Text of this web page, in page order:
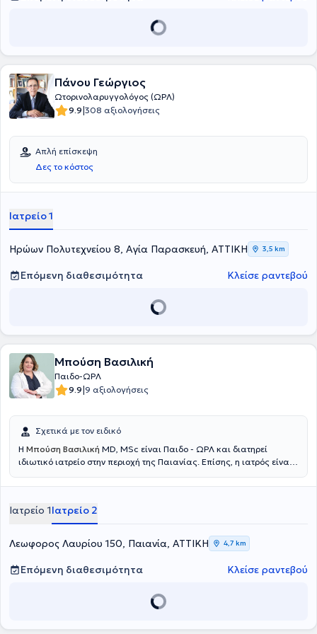
συνέδρια και είναι κάτοχος της πιστοποίησης Υπερηχολόγου
κεφαλής και τραχήλου (DEGUM) από το Πανεπιστήμιο του Mainz.
Πάνου Γεώργιος
Ωτορινολαρυγγολόγος (ΩΡΛ)
9.9|308 αξιολογήσεις
Απλή επίσκεψη
Δες το κόστος
Ιατρείο 1
Ηρώων Πολυτεχνείου 8, Αγία Παρασκευή, ΑΤΤΙΚΗ 3,5 km
Επόμενη διαθεσιμότητα Κλείσε ραντεβού
Μπούση Βασιλική
Παιδο-ΩΡΛ
9.9|9 αξιολογήσεις
Σχετικά με τον ειδικό
Η Μπούση Βασιλική MD, MSc είναι Παιδο - ΩΡΛ και διατηρεί
ιδιωτικό ιατρείο στην περιοχή της Παιανίας. Επίσης, η ιατρός είναι
Γναθοπροσωπικής Χειρουργικής του Metropolitan General και
Ιατρικής του Αριστοτελείου Πανεπιστημίου Θεσσαλονίκης (ΑΠΘ) και
απόφοιτος του Μεταπτυχιακού Προγράμματος Σπουδών «Κλινική &
Βιομηχανική Φαρμακολογία» του ίδιου Πανεπιστημίου. Η ιατρός
ολοκλήρωσε την Ειδικότητα της Ωτορινολαρυγγολογίας -
Χειρουργικής Κεφαλής και Τραχήλου στην Α’ Πανεπιστημιακή
Ωτορινολαρυγγολογική Κλινική του Εθνικού και Καποδιστριακού
"Ιπποκράτειο". Τέλος, η ιατρός φροντίζει ενεργά να παρακολουθεί
Ιατρείο 1Ιατρείο 2
Λεωφορος Λαυρίου 150, Παιανία, ΑΤΤΙΚΗ 4,7 km
Επόμενη διαθεσιμότητα Κλείσε ραντεβού